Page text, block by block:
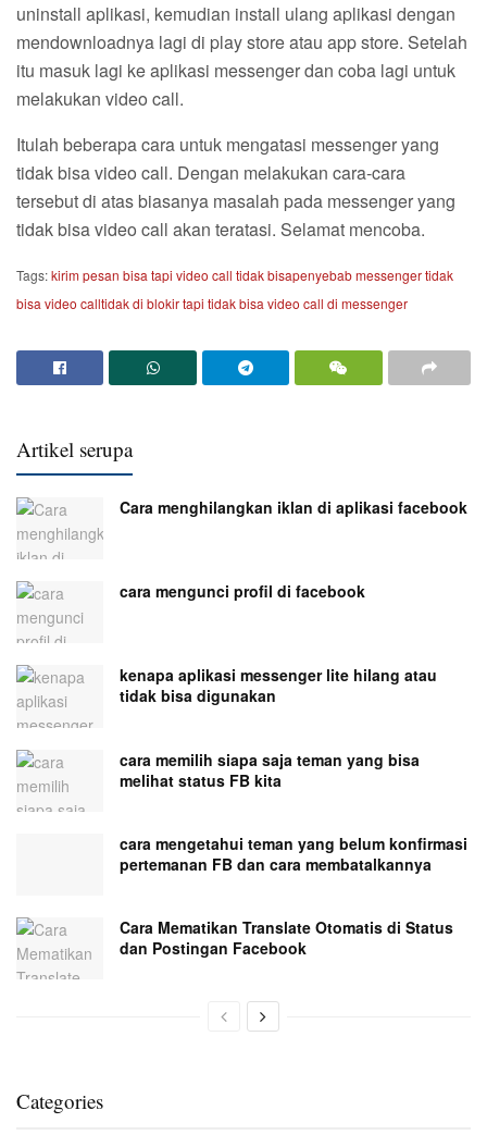
uninstall aplikasi, kemudian install ulang aplikasi dengan
mendownloadnya lagi di play store atau app store. Setelah
itu masuk lagi ke aplikasi messenger dan coba lagi untuk
melakukan video call.
Itulah beberapa cara untuk mengatasi messenger yang
tidak bisa video call. Dengan melakukan cara-cara
tersebut di atas biasanya masalah pada messenger yang
tidak bisa video call akan teratasi. Selamat mencoba.
Tags:kirim pesan bisa tapi video call tidak bisapenyebab messenger tidak
bisa video calltidak di blokir tapi tidak bisa video call di messenger
Artikel serupa
Cara menghilangkan iklan di aplikasi facebook
cara mengunci profil di facebook
kenapa aplikasi messenger lite hilang atau
tidak bisa digunakan
cara memilih siapa saja teman yang bisa
melihat status FB kita
cara mengetahui teman yang belum konfirmasi
pertemanan FB dan cara membatalkannya
Cara Mematikan Translate Otomatis di Status
dan Postingan Facebook
Categories